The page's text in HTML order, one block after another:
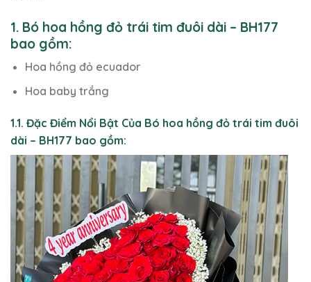
1. Bó hoa hồng đỏ trái tim đuôi dài – BH177
bao gồm:
Hoa hồng đỏ ecuador
Hoa baby trắng
1.1. Đặc Điểm Nổi Bật Của Bó hoa hồng đỏ trái tim đuôi
dài – BH177 bao gồm: